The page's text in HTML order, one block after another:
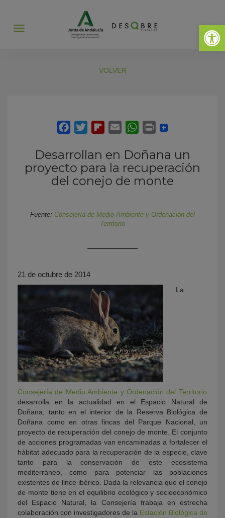
Abrir
Abrir
VOLVER
Desarrollan en Doñana un
proyecto para la recuperación
del conejo de monte
Fuente: Consejería de Medio Ambiente y Ordenación del
Territorio
21 de octubre de 2014
La
Consejería de Medio Ambiente y Ordenación del Territorio
desarrolla en la actualidad en el Espacio Natural de
Doñana, tanto en el interior de la Reserva Biológica de
Doñana como en otras fincas del Parque Nacional, un
proyecto de recuperación del conejo de monte. El conjunto
de acciones programadas van encaminadas a fortalecer el
hábitat adecuado para la recuperación de la especie, clave
tanto para la conservación de este ecosistema
mediterráneo, como para potenciar las poblaciones
existentes de lince ibérico. Dada la relevancia que el conejo
de monte tiene en el equilibrio ecológico y socioeconómico
del Espacio Natural, la Consejería trabaja en estrecha
colaboración con investigadores de la Estación Biológica de